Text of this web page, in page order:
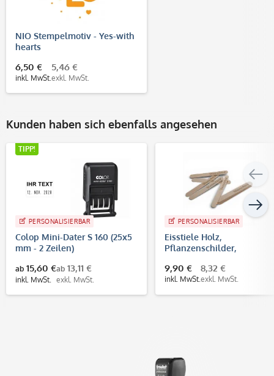
NIO Stempelmotiv - Yes-with
hearts
6,50 €
inkl. MwSt.
5,46 €
exkl. MwSt.
Kunden haben sich ebenfalls angesehen
TIPP!
PERSONALISIERBAR
Colop Mini-Dater S 160 (25x5
mm - 2 Zeilen)
ab 15,60 €
inkl. MwSt.
ab 13,11 €
exkl. MwSt.
PERSONALISIERBAR
Eisstiele Holz,
Pflanzenschilder,
individueller Gravur (10
9,90 €
inkl. MwSt.
8,32 €
exkl. MwSt.